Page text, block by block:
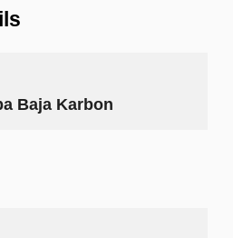
Baja Karbon